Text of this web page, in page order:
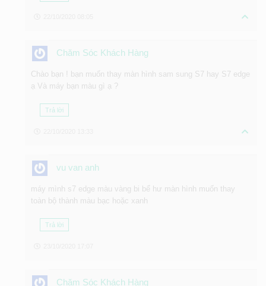
Chăm Sóc Khách Hàng
Chào bạn ! bạn muốn thay màn hình sam sung S7 hay S7 edge
ạ Và máy bạn màu gì ạ ?
Trả lời
vu van anh
máy mình s7 edge màu vàng bi bể hư màn hình muốn thay
toàn bộ thành màu bạc hoặc xanh
Trả lời
Chăm Sóc Khách Hàng